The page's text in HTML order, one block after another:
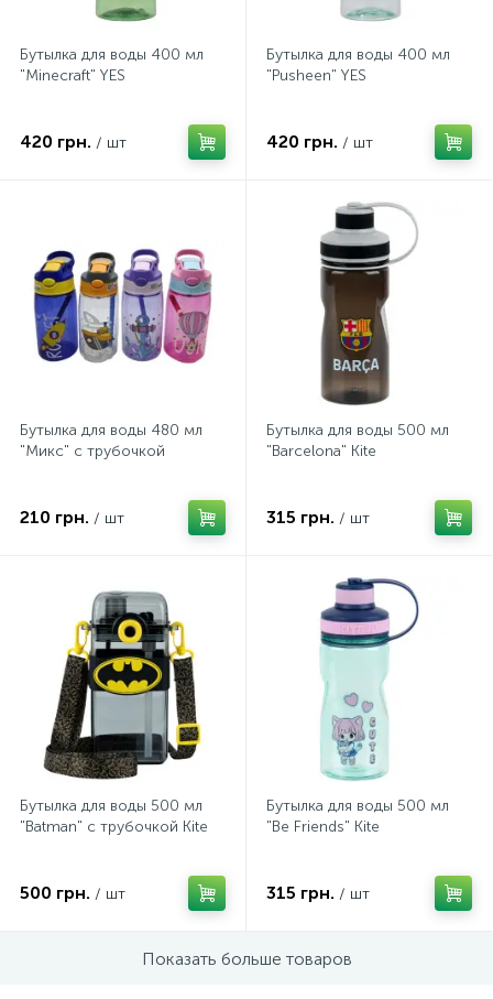
Бутылка для воды 400 мл
"Minecraft" YES
420 грн. / шт
Бутылка для воды 400 мл
"Pusheen" YES
420 грн. / шт
Бутылка для воды 480 мл
"Микс" с трубочкой
210 грн. / шт
Бутылка для воды 500 мл
"Barcelona" Kite
315 грн. / шт
Бутылка для воды 500 мл
"Batman" с трубочкой Kite
500 грн. / шт
Бутылка для воды 500 мл
"Be Friends" Kite
315 грн. / шт
Показать больше товаров